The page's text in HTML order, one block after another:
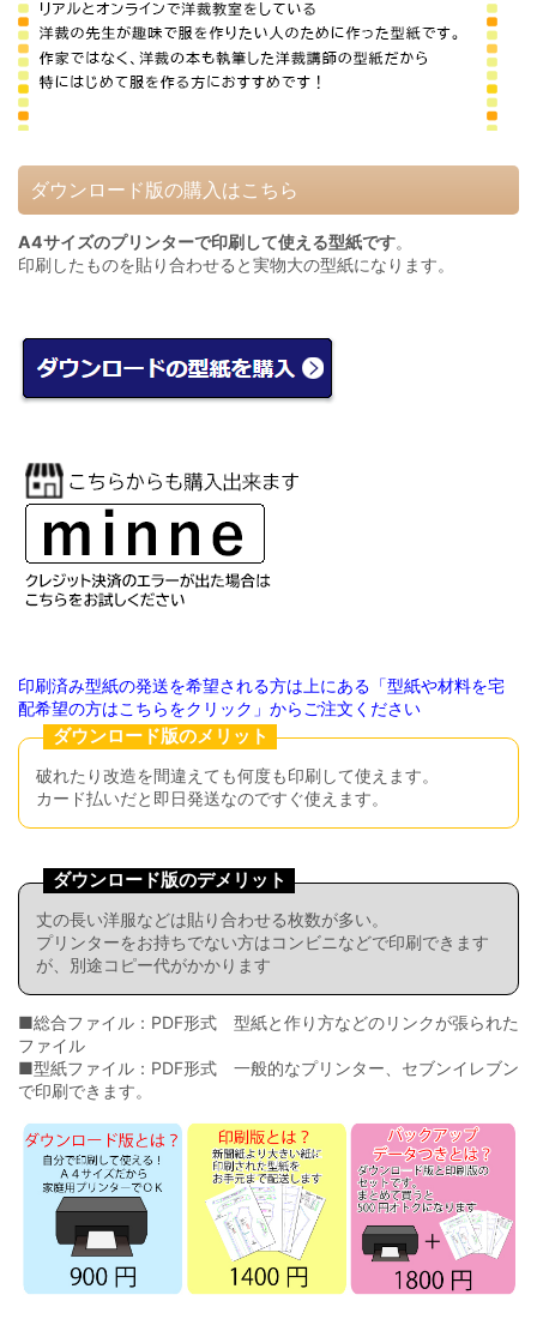
ダウンロード版の購入はこちら
A4サイズのプリンターで印刷して使える型紙です。
印刷したものを貼り合わせると実物大の型紙になります。
印刷済み型紙の発送を希望される方は上にある「型紙や材料を宅
配希望の方はこちらをクリック」からご注文ください
ダウンロード版のメリット
破れたり改造を間違えても何度も印刷して使えます。
カード払いだと即日発送なのですぐ使えます。
ダウンロード版のデメリット
丈の長い洋服などは貼り合わせる枚数が多い。
プリンターをお持ちでない方はコンビニなどで印刷できます
が、別途コピー代がかかります
■総合ファイル：PDF形式 型紙と作り方などのリンクが張られた
ファイル
■型紙ファイル：PDF形式 一般的なプリンター、セブンイレブン
で印刷できます。